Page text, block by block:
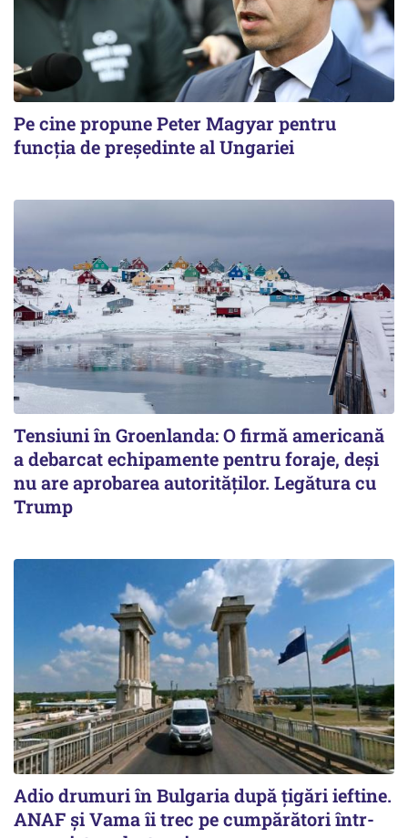
Pe cine propune Peter Magyar pentru
funcția de președinte al Ungariei
Tensiuni în Groenlanda: O firmă americană
a debarcat echipamente pentru foraje, deși
nu are aprobarea autorităților. Legătura cu
Trump
Adio drumuri în Bulgaria după țigări ieftine.
ANAF și Vama îi trec pe cumpărători într-